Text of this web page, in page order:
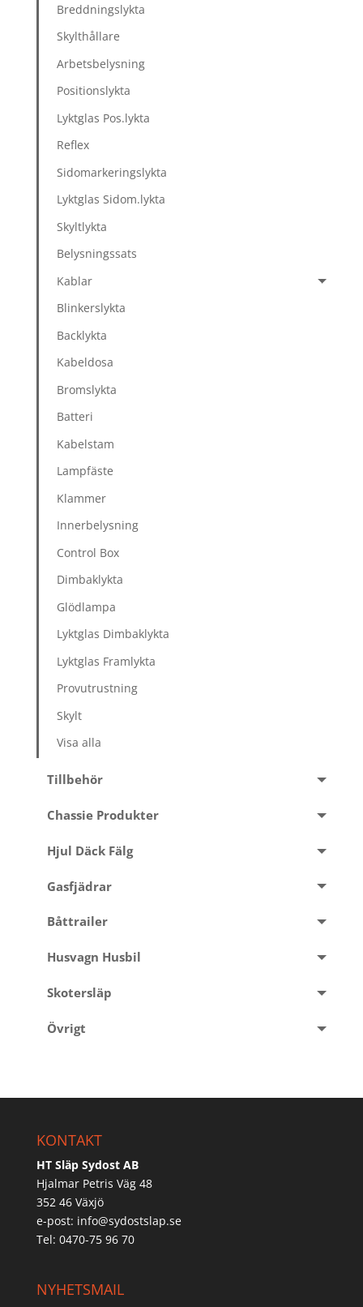
Breddningslykta
Skylthållare
Arbetsbelysning
Positionslykta
Lyktglas Pos.lykta
Reflex
Sidomarkeringslykta
Lyktglas Sidom.lykta
Skyltlykta
Belysningssats
Kablar
Blinkerslykta
Backlykta
Kabeldosa
Bromslykta
Batteri
Kabelstam
Lampfäste
Klammer
Innerbelysning
Control Box
Dimbaklykta
Glödlampa
Lyktglas Dimbaklykta
Lyktglas Framlykta
Provutrustning
Skylt
Visa alla
Tillbehör
Chassie Produkter
Hjul Däck Fälg
Gasfjädrar
Båttrailer
Husvagn Husbil
Skotersläp
Övrigt
KONTAKT
HT Släp Sydost AB
Hjalmar Petris Väg 48
352 46 Växjö
e-post: info@sydostslap.se
Tel: 0470-75 96 70
NYHETSMAIL